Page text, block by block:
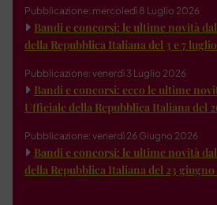
Pubblicazione: mercoledì 8 Luglio 2026
Bandi e concorsi: le ultime novità
della Repubblica Italiana del 3 e 7
Pubblicazione: venerdì 3 Luglio 2026
Bandi e concorsi: ecco le ultime
Ufficiale della Repubblica Italiana del
Pubblicazione: venerdì 26 Giugno 2026
Bandi e concorsi: le ultime novità
della Repubblica Italiana del 23 giugno